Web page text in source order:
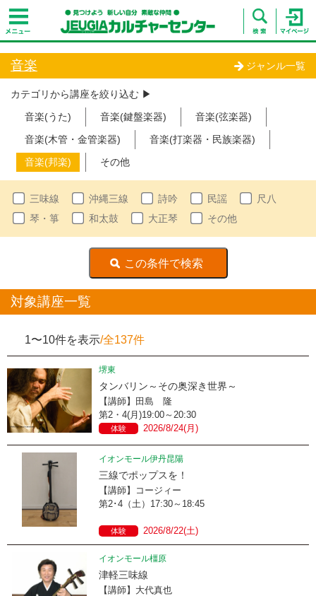
音楽 ジャンル一覧
カテゴリから講座を絞り込む ▶︎
音楽(うた)
音楽(鍵盤楽器)
音楽(弦楽器)
音楽(木管・金管楽器)
音楽(打楽器・民族楽器)
音楽(邦楽)
その他
三味線 沖縄三線 詩吟 民謡
尺八
琴・箏
和太鼓 大正琴 その他
対象講座一覧
1〜10件を表示/全137件
堺東
タンバリン～その奥深き世界～
【講師】田島 隆
第2・4(月)19:00～20:30
体験 2026/8/24(月)
イオンモール伊丹昆陽
三線でポップスを！
【講師】コージィー
第2･4（土）17:30～18:45
体験 2026/8/22(土)
イオンモール橿原
津軽三味線
【講師】大代真也